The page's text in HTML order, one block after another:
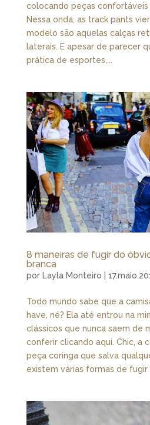
colocando peças
Nessa onda, as track pants
modelo são aquelas calças
laterais. E apesar de parecer
prática de esportes,...
8 maneiras de fugir do
branca
por Layla Monteiro |
Todo mundo sabe que a
have, né? Ela até entrou na
clássicos que nunca saem de
conferir clicando aqui. Chic, a
peça coringa que salva
existem várias formas de fugir